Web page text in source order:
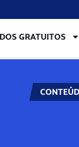
GRATUITOS